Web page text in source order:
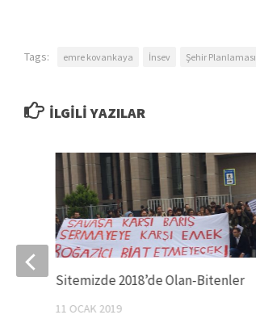
Tags: emre kovankaya İnsev Şehir Planlaması
İLGILI YAZILAR
Sitemizde 2018’de Olan-Bitenler
11 OCAK 2019